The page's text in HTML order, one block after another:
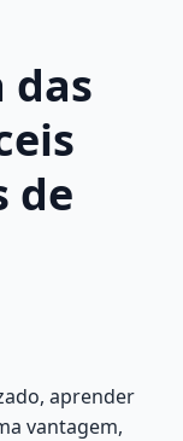
das
de
aprender
vantagem,